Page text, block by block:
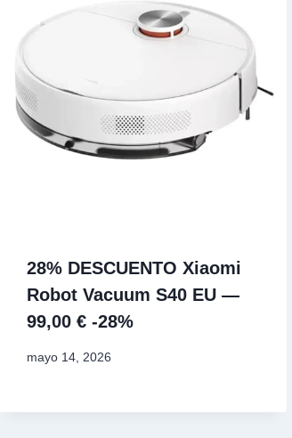
28% DESCUENTO Xiaomi
Robot Vacuum S40 EU —
99,00 € -28%
mayo 14, 2026